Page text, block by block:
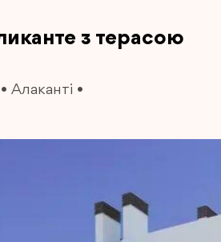
з терасою
• Алаканті •